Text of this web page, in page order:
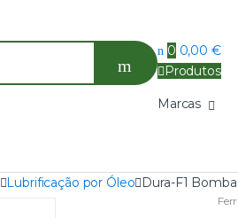
0 0,00 €
Produtos
Marcas
Lubrificação por Óleo Dura-F1